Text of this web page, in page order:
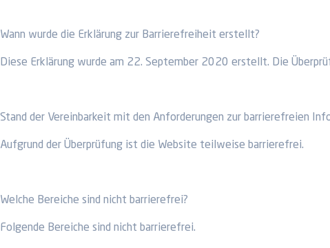
Wann wurde die Erklärung zur Barrierefreiheit erstellt?
Diese Erklärung wurde am 22. September 2020 erstellt. Die
Stand der Vereinbarkeit mit den Anforderungen zur barrierefreien
Aufgrund der Überprüfung ist die Website teilweise barrierefrei.
Welche Bereiche sind nicht barrierefrei?
Folgende Bereiche sind nicht barrierefrei.